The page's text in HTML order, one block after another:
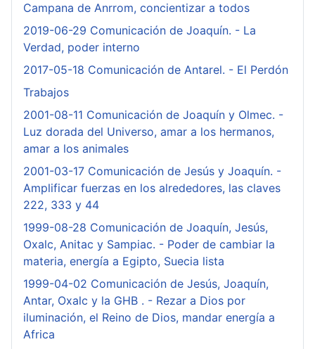
Campana de Anrrom, concientizar a todos
2019-06-29 Comunicación de Joaquín. - La
Verdad, poder interno
2017-05-18 Comunicación de Antarel. - El Perdón
Trabajos
2001-08-11 Comunicación de Joaquín y Olmec. -
Luz dorada del Universo, amar a los hermanos,
amar a los animales
2001-03-17 Comunicación de Jesús y Joaquín. -
Amplificar fuerzas en los alrededores, las claves
222, 333 y 44
1999-08-28 Comunicación de Joaquín, Jesús,
Oxalc, Anitac y Sampiac. - Poder de cambiar la
materia, energía a Egipto, Suecia lista
1999-04-02 Comunicación de Jesús, Joaquín,
Antar, Oxalc y la GHB . - Rezar a Dios por
iluminación, el Reino de Dios, mandar energía a
Africa